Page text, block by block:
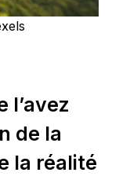
l’avez
de la
la réalité